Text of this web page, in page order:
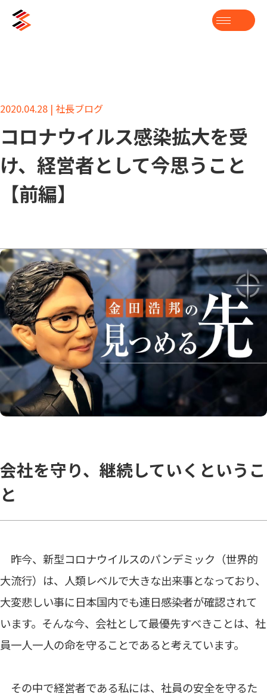
2020.04.28 | 社長ブログ
コロナウイルス感染拡大を受
け、経営者として今思うこと
【前編】
会社を守り、継続していくというこ
と
昨今、新型コロナウイルスのパンデミック（世界的
大流行）は、人類レベルで大きな出来事となっており、
大変悲しい事に日本国内でも連日感染者が確認されて
います。そんな今、会社として最優先すべきことは、社
員一人一人の命を守ることであると考えています。
その中で経営者である私には、社員の安全を守るた